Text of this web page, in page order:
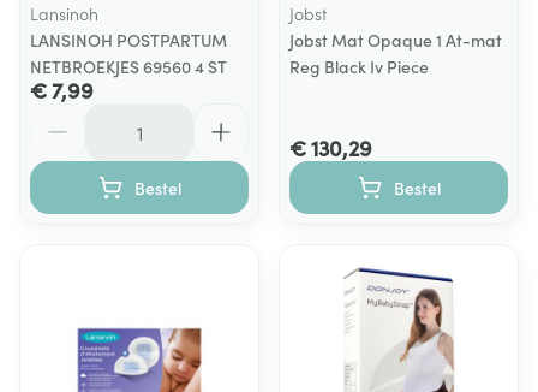
Lansinoh
LANSINOH POSTPARTUM
NETBROEKJES 69560 4 ST
€ 7,99
Bestel
Jobst
Jobst Mat Opaque 1 At-mat
Reg Black Iv Piece
€ 130,29
Bestel